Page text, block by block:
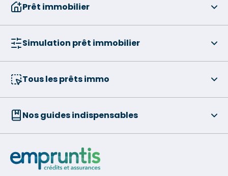
Prêt immobilier
Simulation prêt immobilier
Tous les prêts immo
Nos guides indispensables